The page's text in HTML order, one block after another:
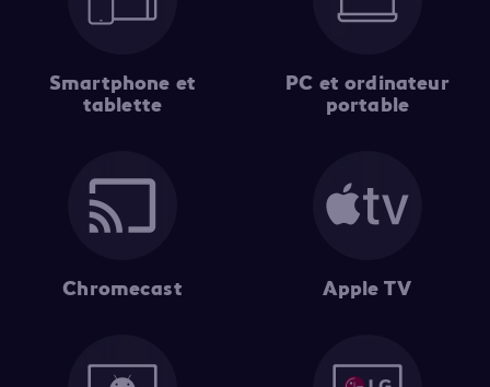
Smartphone et
tablette
PC et ordinateur
portable
Chromecast Apple TV